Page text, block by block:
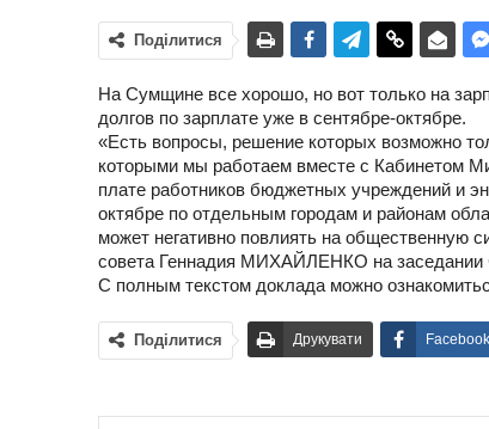
Поділитися
На Сумщине все хорошо, но вот только на
долгов по зарплате уже в сентябре-октябре.
«Есть вопросы, решение которых возможно
которыми мы работаем вместе с Кабинетом
плате работников бюджетных учреждений и
октябре по отдельным городам и районам
может негативно повлиять на общественную
совета Геннадия МИХАЙЛЕНКО на заседании
С полным текстом доклада можно
Поділитися Друкувати Facebook